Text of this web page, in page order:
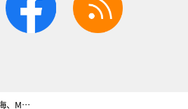
北村匠海、Mステに初の単独出演！『猫』を地上波初披露「聴いてくださるすべての方々に…」